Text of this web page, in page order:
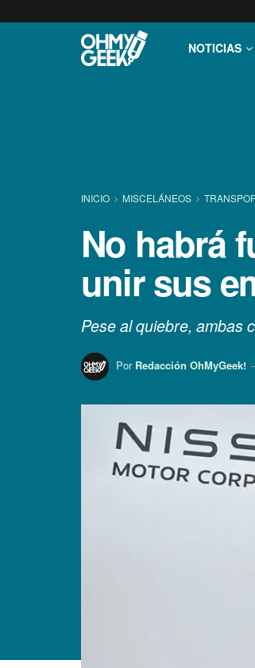
NOTICIAS
INICIO MISCELÁNEOS
No habrá
unir sus
Pese al quiebre, ambas
Por Redacción OhMyGeek!